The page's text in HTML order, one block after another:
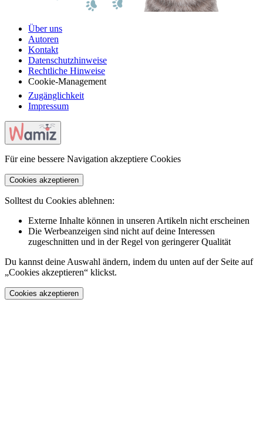
Über uns
Autoren
Kontakt
Datenschutzhinweise
Rechtliche Hinweise
Cookie-Management
Zugänglichkeit
Impressum
Für eine bessere Navigation akzeptiere Cookies
Cookies akzeptieren
Solltest du Cookies ablehnen:
Externe Inhalte können in unseren Artikeln nicht erscheinen
Die Werbeanzeigen sind nicht auf deine Interessen
zugeschnitten und in der Regel von geringerer Qualität
Du kannst deine Auswahl ändern, indem du unten auf der Seite auf
„Cookies akzeptieren“ klickst.
Cookies akzeptieren